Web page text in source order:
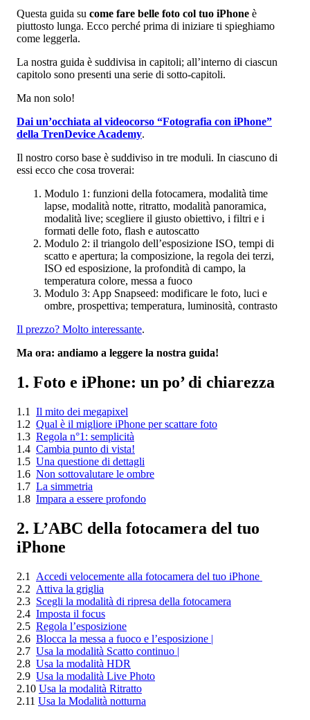
Questa guida su come fare belle foto col tuo iPhone è
piuttosto lunga. Ecco perché prima di iniziare ti spieghiamo
come leggerla.
La nostra guida è suddivisa in capitoli; all’interno di ciascun
capitolo sono presenti una serie di sotto-capitoli.
Ma non solo!
Dai un’occhiata al videocorso “Fotografia con iPhone”
della TrenDevice Academy.
Il nostro corso base è suddiviso in tre moduli. In ciascuno di
essi ecco che cosa troverai:
Modulo 1: funzioni della fotocamera, modalità time
lapse, modalità notte, ritratto, modalità panoramica,
modalità live; scegliere il giusto obiettivo, i filtri e i
formati delle foto, flash e autoscatto
Modulo 2: il triangolo dell’esposizione ISO, tempi di
scatto e apertura; la composizione, la regola dei terzi,
ISO ed esposizione, la profondità di campo, la
temperatura colore, messa a fuoco
Modulo 3: App Snapseed: modificare le foto, luci e
ombre, prospettiva; temperatura, luminosità, contrasto
Il prezzo? Molto interessante.
Ma ora: andiamo a leggere la nostra guida!
1. Foto e iPhone: un po’ di chiarezza
1.1 Il mito dei megapixel
1.2 Qual è il migliore iPhone per scattare foto
1.3 Regola n°1: semplicità
1.4 Cambia punto di vista!
1.5 Una questione di dettagli
1.6 Non sottovalutare le ombre
1.7 La simmetria
1.8 Impara a essere profondo
2. L’ABC della fotocamera del tuo
iPhone
2.1 Accedi velocemente alla fotocamera del tuo iPhone
2.2 Attiva la griglia
2.3 Scegli la modalità di ripresa della fotocamera
2.4 Imposta il focus
2.5 Regola l’esposizione
2.6 Blocca la messa a fuoco e l’esposizione |
2.7 Usa la modalità Scatto continuo |
2.8 Usa la modalità HDR
2.9 Usa la modalità Live Photo
2.10 Usa la modalità Ritratto
2.11 Usa la Modalità notturna